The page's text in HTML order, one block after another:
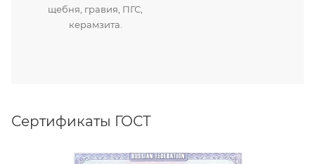
щебня, гравия, ПГС,
керамзита.
Сертификаты ГОСТ